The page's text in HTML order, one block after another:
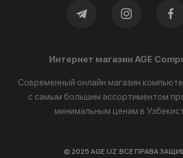
Интернет магазин AGE
Современный онлайн магазин
с самым большим ассортиментом
минимальным ценам в
© 2025 AGE.UZ. ВСЕ ПРАВА